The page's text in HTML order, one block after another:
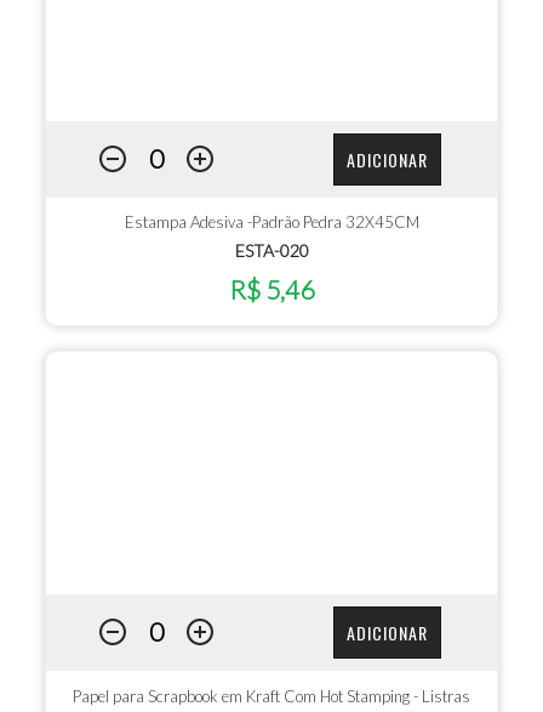
ADICIONAR
Estampa Adesiva -Padrão Pedra 32X45CM
ESTA-020
R$ 5,46
ADICIONAR
Papel para Scrapbook em Kraft Com Hot Stamping - Listras